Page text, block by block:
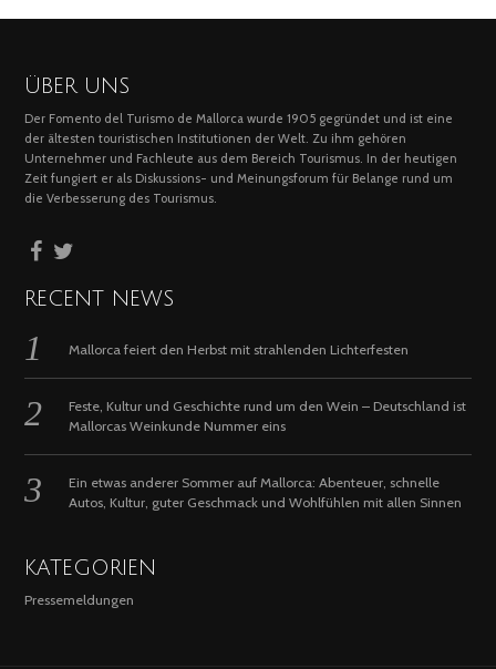
ÜBER UNS
Der Fomento del Turismo de Mallorca wurde 1905 gegründet und ist eine
der ältesten touristischen Institutionen der Welt. Zu ihm gehören
Unternehmer und Fachleute aus dem Bereich Tourismus. In der heutigen
Zeit fungiert er als Diskussions- und Meinungsforum für Belange rund um
die Verbesserung des Tourismus.
RECENT NEWS
Mallorca feiert den Herbst mit strahlenden Lichterfesten
Feste, Kultur und Geschichte rund um den Wein – Deutschland ist
Mallorcas Weinkunde Nummer eins
Ein etwas anderer Sommer auf Mallorca: Abenteuer, schnelle
Autos, Kultur, guter Geschmack und Wohlfühlen mit allen Sinnen
KATEGORIEN
Pressemeldungen